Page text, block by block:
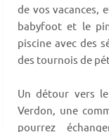
de vos vacances,
babyfoot et le
piscine avec des
des tournois de
Un détour vers
Verdon, une
pourrez